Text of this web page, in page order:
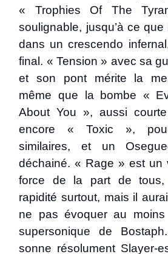
« Trophies Of The
soulignable, jusqu’à ce que
dans un crescendo
final. « Tension » avec sa
et son pont mérite la
même que la bombe «
About You », aussi courte
encore « Toxic »,
similaires, et un
déchainé. « Rage » est un
force de la part de
rapidité surtout, mais il
ne pas évoquer au
supersonique de
sonne résolument Slayer-